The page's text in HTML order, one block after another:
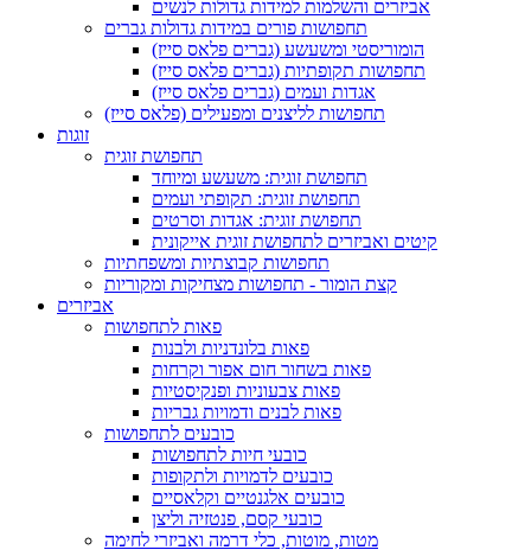
אביזרים והשלמות למידות גדולות לנשים
תחפושות פורים במידות גדולות גברים
הומוריסטי ומשעשע (גברים פלאס סייז)
תחפושות תקופתיות (גברים פלאס סייז)
אגדות ועמים (גברים פלאס סייז)
תחפושות לליצנים ומפעילים (פלאס סייז)
זוגות
תחפושת זוגית
תחפושת זוגית: משעשע ומיוחד
תחפושת זוגית: תקופתי ועמים
תחפושת זוגית: אגדות וסרטים
קיטים ואביזרים לתחפושת זוגית אייקונית
תחפושות קבוצתיות ומשפחתיות
קצת הומור - תחפושות מצחיקות ומקוריות
אביזרים
פאות לתחפושות
פאות בלונדניות ולבנות
פאות בשחור חום אפור וקרחות
פאות צבעוניות ופנקיסטיות
פאות לבנים ודמויות גבריות
כובעים לתחפושות
כובעי חיות לתחפושות
כובעים לדמויות ולתקופות
כובעים אלגנטיים וקלאסיים
כובעי קסם, פנטזיה וליצן
מטות, מוטות, כלי דרמה ואביזרי לחימה